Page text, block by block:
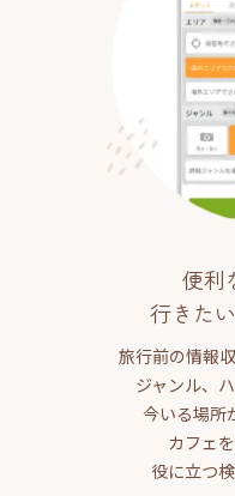
便利
行きた
旅行前の情報
ジャンル、
今いる場所
カフェ
役に立つ